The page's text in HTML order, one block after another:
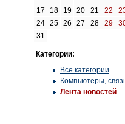
17
18 19 20 21 22
24 25 26 27 28 29
31
Категории:
Все категории
Компьютеры,
Лента новостей